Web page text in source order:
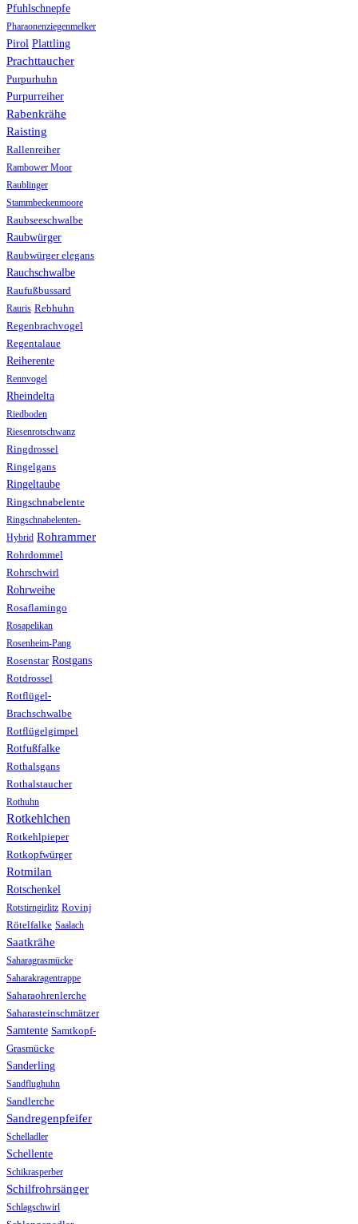
Pfuhlschnepfe
Pharaonenziegenmelker
Pirol Plattling
Prachttaucher
Purpurhuhn
Purpurreiher
Rabenkrähe
Raisting
Rallenreiher
Rambower Moor
Raublinger
Stammbeckenmoore
Raubseeschwalbe
Raubwürger
Raubwürger elegans
Rauchschwalbe
Raufußbussard
Rauris Rebhuhn
Regenbrachvogel
Regentalaue
Reiherente
Rennvogel
Rheindelta
Riedboden
Riesenrotschwanz
Ringdrossel
Ringelgans
Ringeltaube
Ringschnabelente
Ringschnabelenten-
Hybrid Rohrammer
Rohrdommel
Rohrschwirl
Rohrweihe
Rosaflamingo
Rosapelikan
Rosenheim-Pang
Rosenstar Rostgans
Rotdrossel
Rotflügel-
Brachschwalbe
Rotflügelgimpel
Rotfußfalke
Rothalsgans
Rothalstaucher
Rothuhn
Rotkehlchen
Rotkehlpieper
Rotkopfwürger
Rotmilan
Rotschenkel
Rotstirngirlitz Rovinj
Rötelfalke Saalach
Saatkrähe
Saharagrasmücke
Saharakragentrappe
Saharaohrenlerche
Saharasteinschmätzer
Samtente Samtkopf-
Grasmücke
Sanderling
Sandflughuhn
Sandlerche
Sandregenpfeifer
Schelladler
Schellente
Schikrasperber
Schilfrohrsänger
Schlagschwirl